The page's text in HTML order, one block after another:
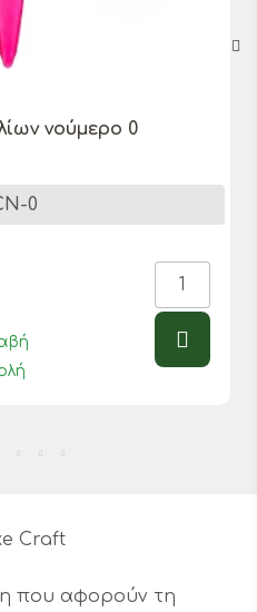
νούμερο 0
0
που αφορούν τη